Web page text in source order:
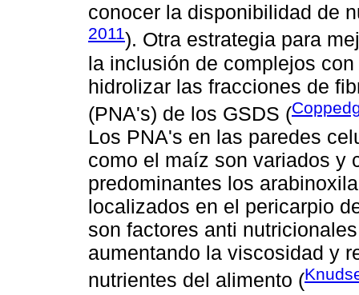
conocer la disponibilidad de
2011). Otra estrategia para
la inclusión de complejos
hidrolizar las fracciones de
(PNA's) de los GSDS (
Los PNA's en las paredes
como el maíz son variados y
predominantes los
localizados en el pericarpio
son factores anti
aumentando la viscosidad y
nutrientes del alimento (